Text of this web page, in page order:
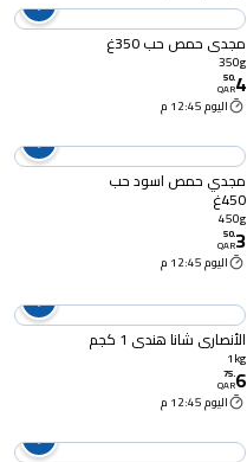
مجدي حمص حب 350غ
350g
4
.
50
QAR
اليوم 12:45 م
مجدي حمص اسود حب
450غ
450g
3
.
50
QAR
اليوم 12:45 م
الأنصاري شانا هندي 1 كجم
1kg
6
.
75
QAR
اليوم 12:45 م